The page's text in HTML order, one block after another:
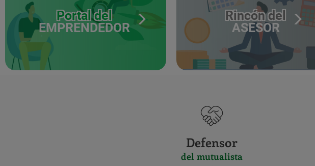
Portal del
EMPRENDEDOR
Rincón del
ASESOR
Defensor
del mutualista